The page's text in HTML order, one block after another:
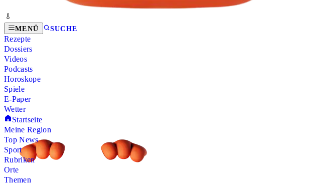
MENÜ SUCHE
Rezepte
Dossiers
Videos
Podcasts
Horoskope
Spiele
E-Paper
Wetter
Startseite
Meine Region
Top News
Sport
Rubriken
Orte
Themen